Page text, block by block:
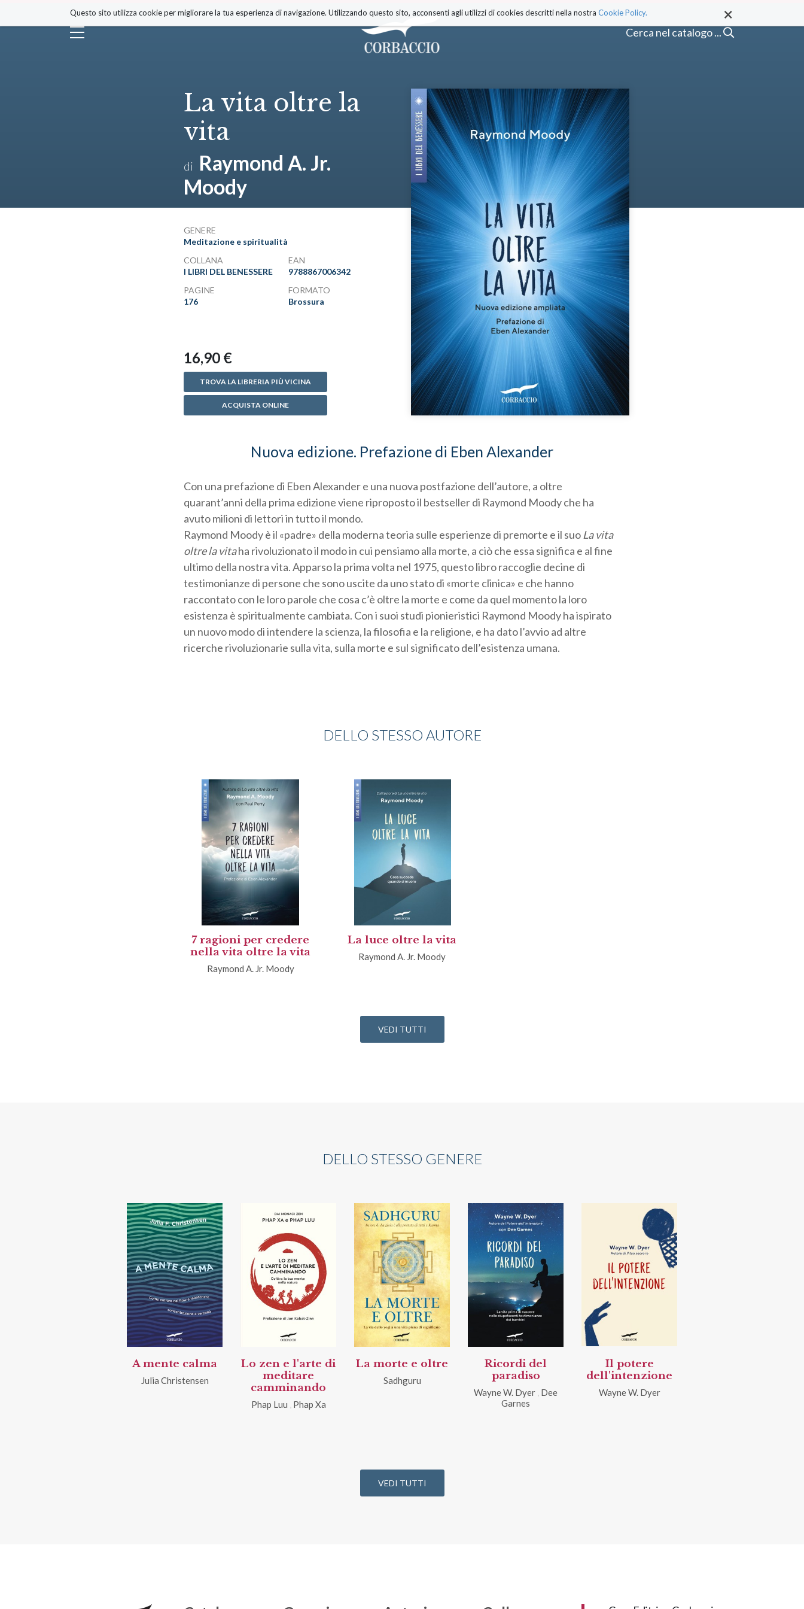
ai
contenuti.
|
Cerca nel catalogo ...
×
Questo sito utilizza cookie per migliorare la tua esperienza di navigazione. Utilizzando questo sito, acconsenti agli utilizzi di cookies descritti nella nostra Cookie Policy.
La vita oltre la
vita
di Raymond A. Jr.
Moody
GENERE
Meditazione e spiritualità
COLLANA
I LIBRI DEL BENESSERE
EAN
9788867006342
PAGINE
176
FORMATO
Brossura
16,90 €
TROVA LA LIBRERIA PIÙ VICINA
ACQUISTA ONLINE
Nuova edizione. Prefazione di Eben Alexander
Con una prefazione di Eben Alexander e una nuova postfazione dell’autore, a oltre
quarant’anni della prima edizione viene riproposto il bestseller di Raymond Moody che ha
avuto milioni di lettori in tutto il mondo.
Raymond Moody è il «padre» della moderna teoria sulle esperienze di premorte e il suo La vita
oltre la vitaha rivoluzionato il modo in cui pensiamo alla morte, a ciò che essa significa e al fine
ultimo della nostra vita. Apparso la prima volta nel 1975, questo libro raccoglie decine di
testimonianze di persone che sono uscite da uno stato di «morte clinica» e che hanno
raccontato con le loro parole che cosa c’è oltre la morte e come da quel momento la loro
esistenza è spiritualmente cambiata. Con i suoi studi pionieristici Raymond Moody ha ispirato
un nuovo modo di intendere la scienza, la filosofia e la religione, e ha dato l’avvio ad altre
ricerche rivoluzionarie sulla vita, sulla morte e sul significato dell’esistenza umana.
DELLO STESSO AUTORE
7 ragioni per credere
nella vita oltre la vita
Raymond A. Jr. Moody
La luce oltre la vita
Raymond A. Jr. Moody
VEDI TUTTI
DELLO STESSO GENERE
A mente calma
Julia Christensen
Lo zen e l'arte di
meditare
camminando
Phap Luu , Phap Xa
La morte e oltre
Sadhguru
Ricordi del
paradiso
Wayne W. Dyer , Dee
Garnes
Il potere
dell'intenzione
Wayne W. Dyer
VEDI TUTTI